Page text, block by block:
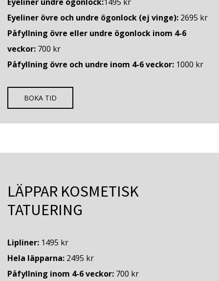
Eyeliner övre och undre ögonlock (ej vinge): 2695 kr
Påfyllning övre eller undre ögonlock inom 4-6
veckor: 700 kr
Påfyllning övre och undre inom 4-6 veckor: 1000 kr
BOKA TID
LÄPPAR KOSMETISK
TATUERING
Lipliner: 1495 kr
Hela läpparna: 2495 kr
Påfyllning inom 4-6 veckor: 700 kr